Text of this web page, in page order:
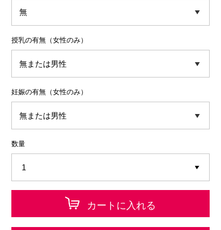
授乳の有無（女性のみ）
妊娠の有無（女性のみ）
数量
カートに入れる